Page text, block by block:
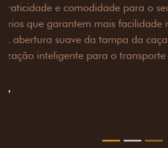
Prepare sua picape para qualquer
off-road combina engate de
toneladas, alargadores de para-
oferecendo mais capacidade de
imponente para enfrentar
Pack tecnologia